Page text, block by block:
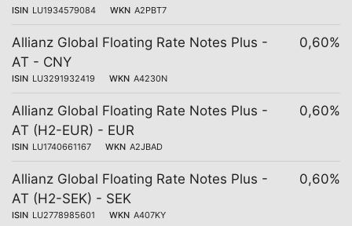
ISIN LU1934579084 WKN A2PBT7
Allianz Global Floating Rate Notes Plus -
AT - CNY
ISIN LU3291932419 WKN A4230N
0,60%
Allianz Global Floating Rate Notes Plus -
AT (H2-EUR) - EUR
ISIN LU1740661167 WKN A2JBAD
0,60%
Allianz Global Floating Rate Notes Plus -
AT (H2-SEK) - SEK
ISIN LU2778985601 WKN A407KY
0,60%